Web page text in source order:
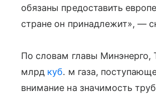
обязаны предоставить
стране он принадлежит», —
По словам главы Минэнерго,
млрд куб. м газа,
внимание на значимость